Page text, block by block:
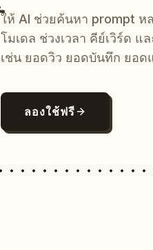
ให้ AI ช่วยค้นหา prompt ห
โมเดล ช่วงเวลา คีย์เวิร์ด แ
เช่น ยอดวิว ยอดบันทึก ยอด
ลองใช้ฟรี